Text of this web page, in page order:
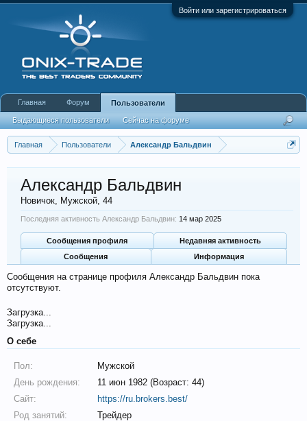
Войти или зарегистрироваться
Главная Пользователи Александр Бальдвин
Александр Бальдвин
Новичок, Мужской, 44
Последняя активность Александр Бальдвин: 14 мар 2025
Сообщения профиля
Недавняя активность
Сообщения
Информация
Сообщения на странице профиля Александр Бальдвин пока
отсутствуют.
Загрузка...
Загрузка...
О себе
Пол:
Мужской
День рождения:
11 июн 1982 (Возраст: 44)
Сайт:
https://ru.brokers.best/
Род занятий:
Трейдер
Главная Форум Пользователи
Выдающиеся пользователи Сейчас на форуме
Недавняя активность Новые сообщения профиля